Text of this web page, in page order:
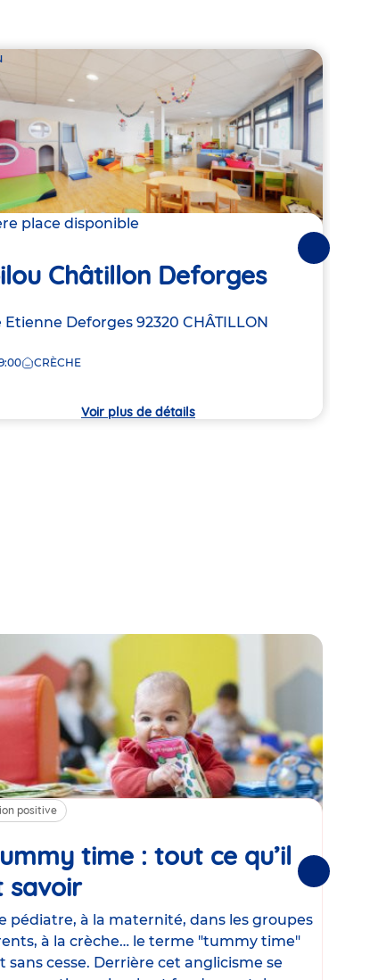
place disponible
Châtillon Deforges
Etienne Deforges 92320 CHÂTILLON
CRÈCHE
Voir plus de détails
Suivantes
positive
time : tout ce qu’il
savoirArticle
pédiatre, à la maternité, dans les groupes
à la crèche… le terme "tummy time"
sans cesse. Derrière cet anglicisme se
Suivantes